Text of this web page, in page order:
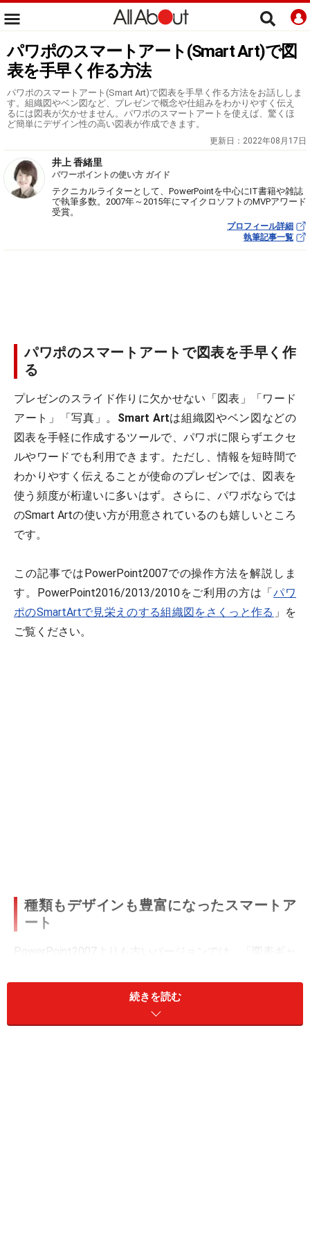
パワポのスマートアート(Smart Art)で図
表を手早く作る方法
パワポのスマートアート(Smart Art)で図表を手早く作る方法をお話ししま
す。組織図やベン図など、プレゼンで概念や仕組みをわかりやすく伝え
るには図表が欠かせません。パワポのスマートアートを使えば、驚くほ
ど簡単にデザイン性の高い図表が作成できます。
更新日： 2022年08月17日
井上 香緒里
パワーポイントの使い方 ガイド
テクニカルライターとして、PowerPointを中心にIT書籍や雑誌
で執筆多数。2007年～2015年にマイクロソフトのMVPアワード
受賞。
プロフィール詳細
執筆記事一覧
パワポのスマートアートで図表を手早く作
る
プレゼンのスライド作りに欠かせない「図表」「ワード
アート」「写真」。 Smart Artは組織図やベン図などの
図表を手軽に作成するツールで、パワポに限らずエクセ
ルやワードでも利用できます。ただし、情報を短時間で
わかりやすく伝えることが使命のプレゼンでは、図表を
使う頻度が桁違いに多いはず。さらに、パワポならでは
のSmart Artの使い方が用意されているのも嬉しいところ
です。
この記事ではPowerPoint2007での操作方法を解説しま
す。PowerPoint2016/2013/2010をご利用の方は「パワ
ポのSmartArtで見栄えのする組織図をさくっと作る 」を
ご覧ください。
種類もデザインも豊富になったスマートア
ート
PowerPoint2007よりも古いバージョンでは、「図表ギャ
組織図を初めとした6つの図表を簡単に描くことができ
ましたが、デザイン的に満足するものを仕上げるにはあ
とから手を加える必要がありました。また作成したい図
続きを読む